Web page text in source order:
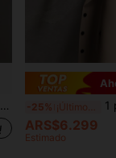
-25% 1 pieza
ARS$6.299
Estimado